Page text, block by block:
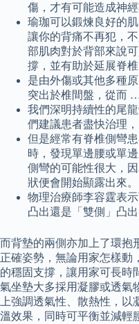
傷，才有可能造成神經
瑜珈可以鍛煉良好的
讓你的背痛不再犯，
部肌肉對於背部來說
撐，並有助於延展脊椎
是由外傷或其他多種
突出於椎間盤，從而
我們深明持續性的尾
們建議患者盡快治理
但是經常有脊椎側彎
時，發現單邊腰或單
側彎的可能性很大，
狀便會開始顯露出來。
物理治療師李容霆表
凸出還是「雙側」凸出
而背墊的兩側亦加上了環抱
正確姿勢，無論用家怎樣動
的穩固支撐，讓用家可長時
氣坐墊大多採用凝膠或透氣
上強調透氣性、散熱性，
溫效果，同時可平衡並減輕